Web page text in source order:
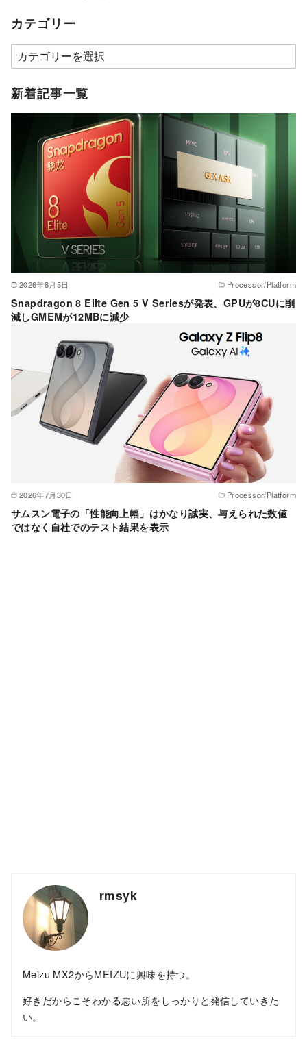
カテゴリー
カ
テ
ゴ
新着記事一覧
2026年8月5日 Processor/Platform
Snapdragon 8 Elite Gen 5 V Seriesが発表、GPUが8CUに削
減しGMEMが12MBに減少
2026年7月30日 Processor/Platform
サムスン電子の「性能向上幅」はかなり誠実、与えられた数値
ではなく自社でのテスト結果を表示
rmsyk
Meizu MX2からMEIZUに興味を持つ。
好きだからこそわかる悪い所をしっかりと発信していきた
い。